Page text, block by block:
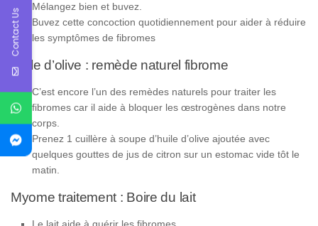
Mélangez bien et buvez.
Buvez cette concoction quotidiennement pour aider à réduire
les symptômes de fibromes
Huile d’olive : remède naturel fibrome
C’est encore l’un des remèdes naturels pour traiter les
fibromes car il aide à bloquer les œstrogènes dans notre
corps.
Prenez 1 cuillère à soupe d’huile d’olive ajoutée avec
quelques gouttes de jus de citron sur un estomac vide tôt le
matin.
Myome traitement : Boire du lait
Contact Us